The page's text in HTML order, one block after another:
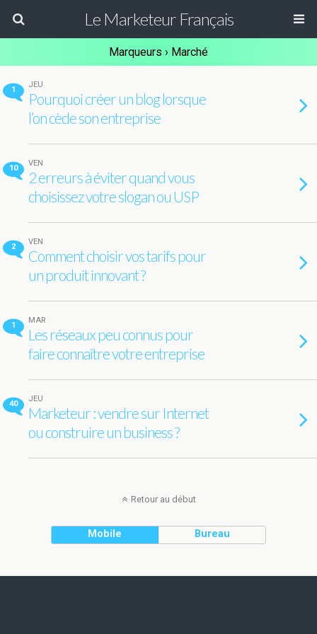
Le Marketeur Français
Marqueurs › Marché
1
JEU
Pourquoi créer un blog lorsque
l’on cède son entreprise
10
VEN
2 erreurs à éviter quand vous
choisissez votre slogan ou USP
2
VEN
Comment choisir vos tarifs pour
un produit innovant ?
1
MAR
Les réseaux peu connus pour
faire connaître votre entreprise
40
JEU
Marketeur : vendre sur Internet
ou construire un business ?
Retour au début
Mobile Bureau